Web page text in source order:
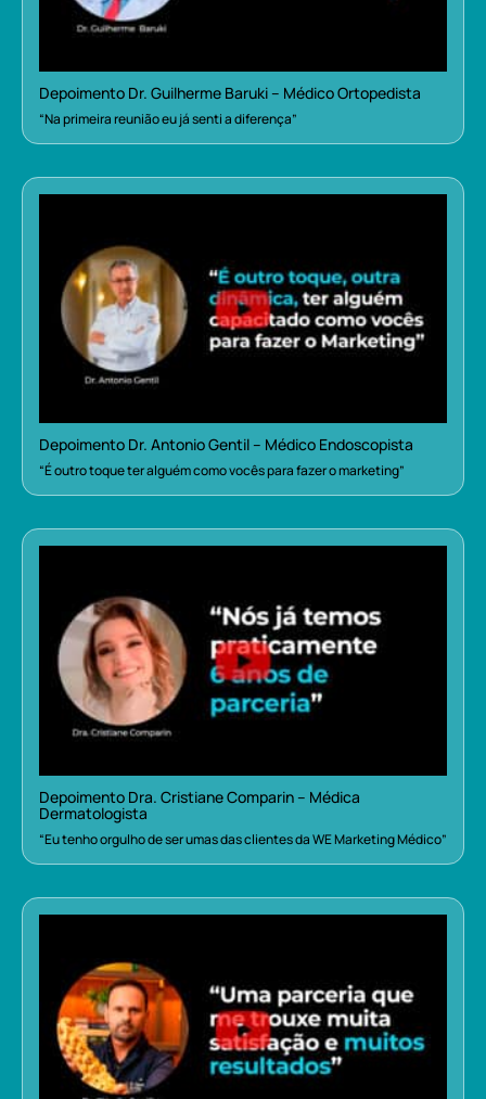
Depoimento Dr. Guilherme Baruki – Médico Ortopedista
“Na primeira reunião eu já senti a diferença”
Depoimento Dr. Antonio Gentil – Médico Endoscopista
“É outro toque ter alguém como vocês para fazer o marketing”
Depoimento Dra. Cristiane Comparin – Médica
Dermatologista
“Eu tenho orgulho de ser umas das clientes da WE Marketing Médico”